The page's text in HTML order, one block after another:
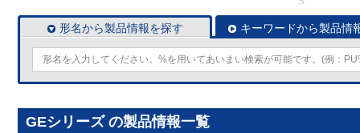
形名から製品情報を探す キーワードから製品情
GEシリーズ の製品情報一覧